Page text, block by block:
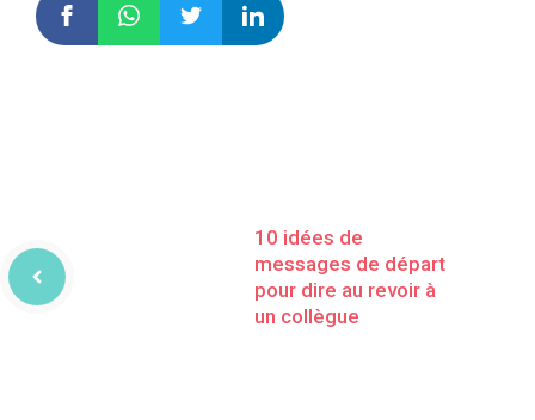
10 idées de
messages de départ
pour dire au revoir à
un collègue